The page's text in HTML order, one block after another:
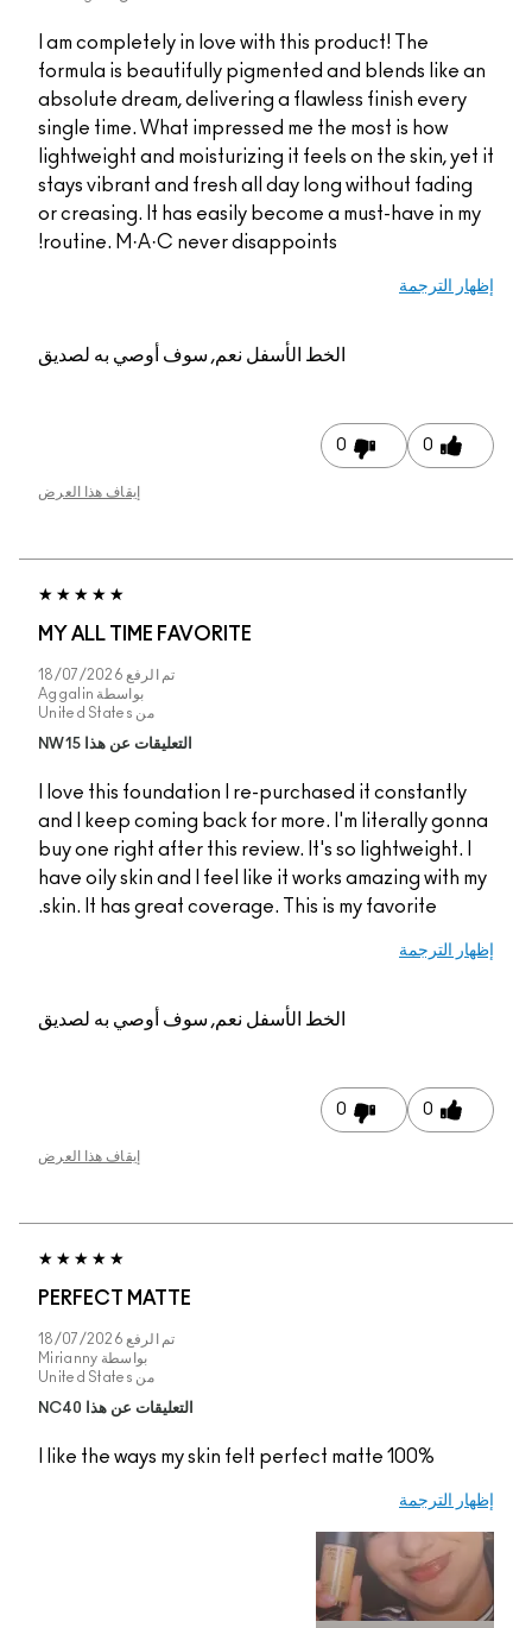
I am completely in love with this product! The
formula is beautifully pigmented and blends like an
absolute dream, delivering a flawless finish every
single time. What impressed me the most is how
lightweight and moisturizing it feels on the skin, yet it
stays vibrant and fresh all day long without fading
or creasing. It has easily become a must-have in my
routine. M·A·C never disappoints!
إظهار الترجمة
الخط الأسفلنعم, سوف أوصي به لصديق
0
0
إيقاف هذا العرض
MY ALL TIME FAVORITE
تم الرفع 18/07/2026
بواسطة Aggalin
من United States
التعليقات عن هذا NW15
I love this foundation I re-purchased it constantly
and I keep coming back for more. I'm literally gonna
buy one right after this review. It's so lightweight. I
have oily skin and I feel like it works amazing with my
skin. It has great coverage. This is my favorite.
إظهار الترجمة
الخط الأسفلنعم, سوف أوصي به لصديق
0
0
إيقاف هذا العرض
PERFECT MATTE
تم الرفع 18/07/2026
بواسطة Mirianny
من United States
التعليقات عن هذا NC40
I like the ways my skin felt perfect matte 100%
إظهار الترجمة